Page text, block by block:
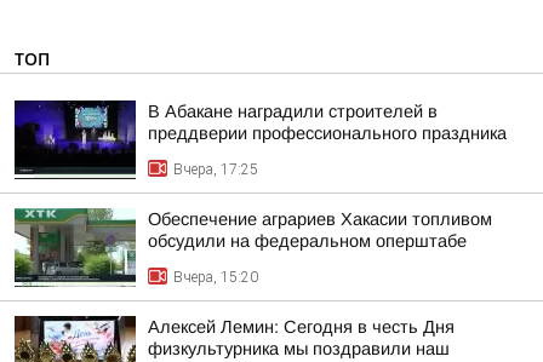
ТОП
В Абакане наградили строителей в
преддверии профессионального праздника
Вчера, 17:25
Обеспечение аграриев Хакасии топливом
обсудили на федеральном оперштабе
Вчера, 15:20
Алексей Лемин: Сегодня в честь Дня
физкультурника мы поздравили наш